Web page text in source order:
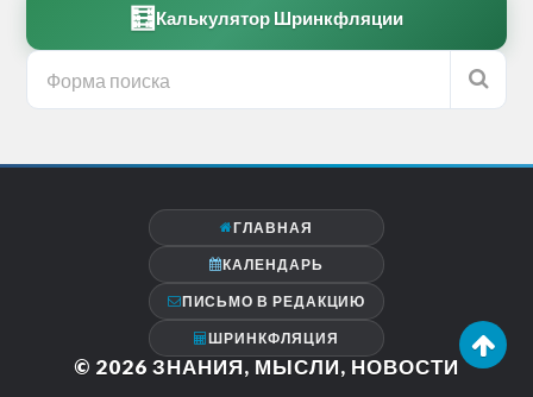
🧮 Калькулятор Шринкфляции
ГЛАВНАЯ
КАЛЕНДАРЬ
ПИСЬМО В РЕДАКЦИЮ
ШРИНКФЛЯЦИЯ
© 2026 ЗНАНИЯ, МЫСЛИ, НОВОСТИ